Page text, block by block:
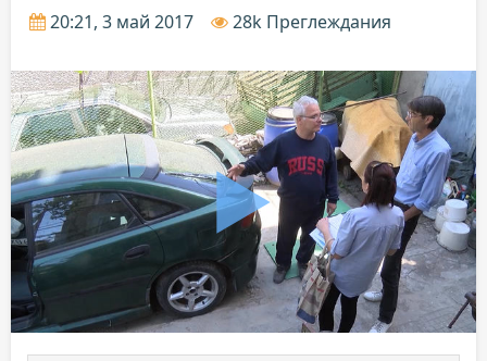
20:21, 3 май 2017 28k Преглеждания